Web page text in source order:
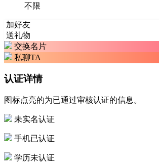
不限
加好友
送礼物
交换名片
私聊TA
认证详情
图标点亮的为已通过审核认证的信息。
未实名认证
手机已认证
学历未认证